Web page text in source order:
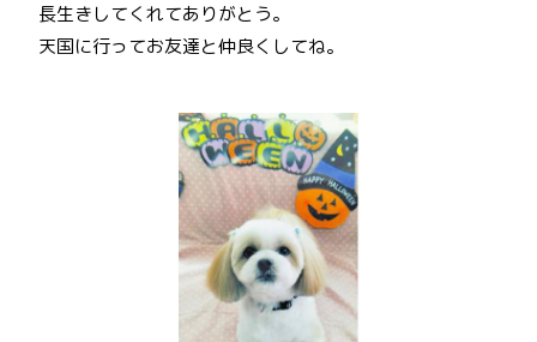
長生きしてくれてありがとう。
天国に行ってお友達と仲良くしてね。